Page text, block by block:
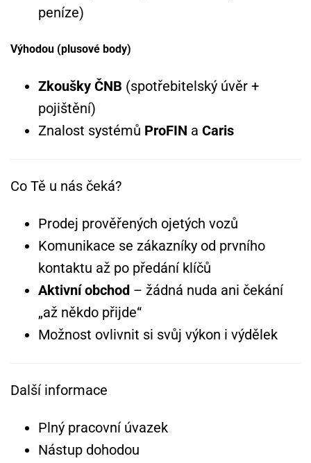
peníze)
Výhodou (plusové body)
Zkoušky ČNB (spotřebitelský úvěr +
pojištění)
Znalost systémů ProFIN a Caris
Co Tě u nás čeká?
Prodej prověřených ojetých vozů
Komunikace se zákazníky od prvního
kontaktu až po předání klíčů
Aktivní obchod – žádná nuda ani čekání
„až někdo přijde“
Možnost ovlivnit si svůj výkon i výdělek
Další informace
Plný pracovní úvazek
Nástup dohodou